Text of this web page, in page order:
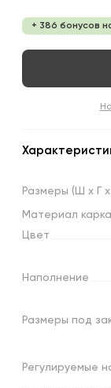
+ 386 бонусов
Размеры (Ш х х
Материал
Цвет
Наполнение
Размеры под
Регулируемые